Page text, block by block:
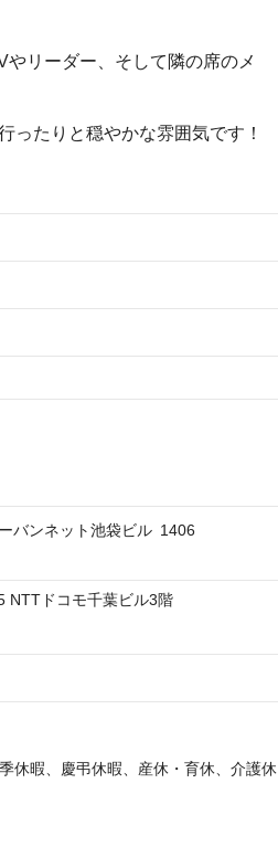
リーダー、そして隣の席のメ
ったりと穏やかな雰囲気です！
バンネット池袋ビル 1406
NTTドコモ千葉ビル3階
休暇、慶弔休暇、産休・育休、介護休